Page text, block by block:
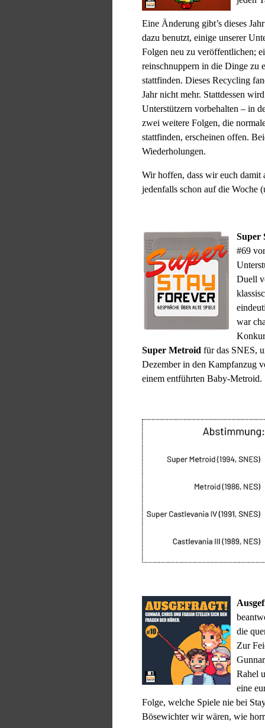
Eine Änderung gibt’s dieses
dazu benutzt, einige unserer
Folgen neu zu veröffentlichen;
reinschnuppern in die Dinge zu
stattfinden. Dieses Recycling
Jahr nicht mehr. Stattdessen
Unterstützern vorbehalten – in
zwei weitere Folgen, die
stattfinden, erscheinen offen.
Wiederholungen.
Wir hoffen, dass wir euch damit
jedenfalls schon auf die Woche
Super
#69
Duell
war
Super Metroid für das SNES,
Dezember in den Kampfanzug
einem entführten Baby-Metroid.
die
Zur
Rahel
eine
Folge, welche Spiele nie bei
Bösewichter wir wären, wie